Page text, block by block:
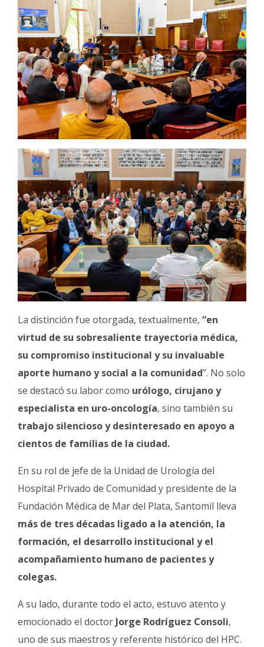
La distinción fue otorgada, textualmente, “en
virtud de su sobresaliente trayectoria médica,
su compromiso institucional y su invaluable
aporte humano y social a la comunidad”. No solo
se destacó su labor como urólogo, cirujano y
especialista en uro-oncología, sino también su
trabajo silencioso y desinteresado en apoyo a
cientos de familias de la ciudad.
En su rol de jefe de la Unidad de Urología del
Hospital Privado de Comunidad y presidente de la
Fundación Médica de Mar del Plata, Santomil lleva
más de tres décadas ligado a la atención, la
formación, el desarrollo institucional y el
acompañamiento humano de pacientes y
colegas.
A su lado, durante todo el acto, estuvo atento y
emocionado el doctor Jorge Rodríguez Consoli,
uno de sus maestros y referente histórico del HPC.